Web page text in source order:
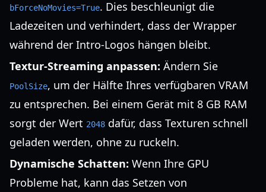
bForceNoMovies=True. Dies beschleunigt die
Ladezeiten und verhindert, dass der Wrapper
während der Intro-Logos hängen bleibt.
Textur-Streaming anpassen: Ändern Sie
PoolSize, um der Hälfte Ihres verfügbaren VRAM
zu entsprechen. Bei einem Gerät mit 8 GB RAM
sorgt der Wert 2048 dafür, dass Texturen schnell
geladen werden, ohne zu ruckeln.
Dynamische Schatten: Wenn Ihre GPU
Probleme hat, kann das Setzen von